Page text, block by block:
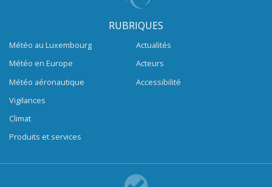
RUBRIQUES
Météo au Luxembourg
Météo en Europe
Météo aéronautique
Vigilances
Climat
Produits et services
Actualités
Acteurs
Accessibilité